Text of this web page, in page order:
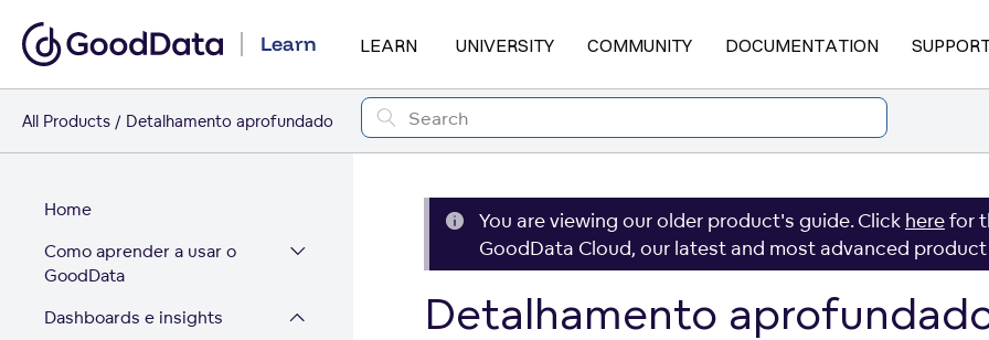
Learn LEARN UNIVERSITY COMMUNITY DOCUMENTATION
All Products Detalhamento aprofundado
Home
Como aprender a usar o
GoodData
Dashboards e insights
You are viewing our older product's guide. Click herefor
GoodData Cloud, our latest and most advanced
Detalhamento